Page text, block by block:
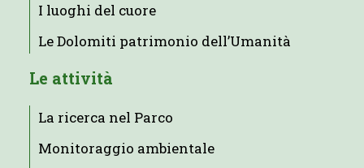
I luoghi del cuore
Le Dolomiti patrimonio dell’Umanità
Le attività
La ricerca nel Parco
Monitoraggio ambientale